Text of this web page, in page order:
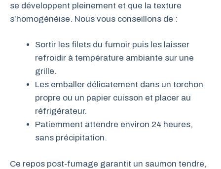
se développent pleinement et que la texture
s’homogénéise. Nous vous conseillons de :
Sortir les filets du fumoir puis les laisser
refroidir à température ambiante sur une
grille.
Les emballer délicatement dans un torchon
propre ou un papier cuisson et placer au
réfrigérateur.
Patiemment attendre environ 24 heures,
sans précipitation.
Ce repos post-fumage garantit un saumon tendre,